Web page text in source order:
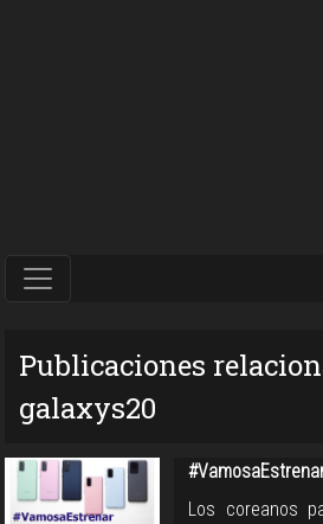
Publicaciones
galaxys20
Los coreanos